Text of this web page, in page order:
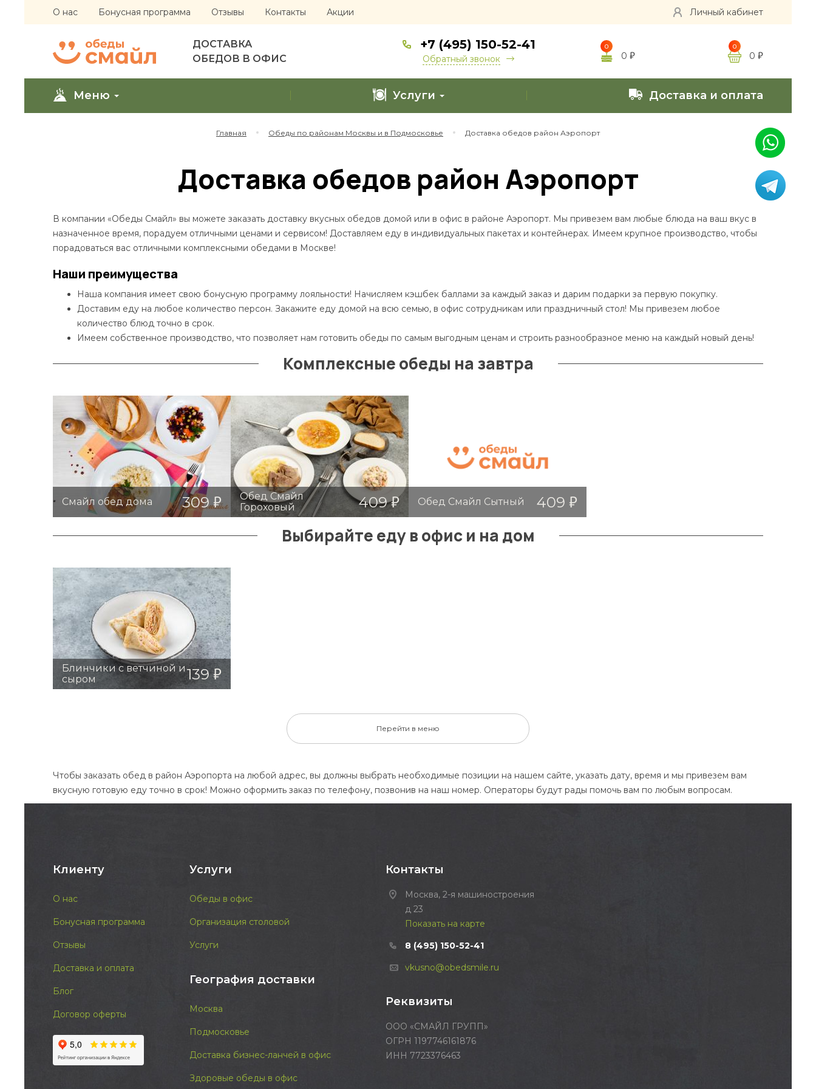
Личный кабинет
О нас Бонусная программа Отзывы Контакты Акции
ДОСТАВКА
ОБЕДОВ В ОФИС
+7 (495) 150-52-41
Обратный звонок
0
0
0
0
Меню Услуги Доставка и оплата
Главная Обеды по районам Москвы и в Подмосковье Доставка обедов район Аэропорт
Доставка обедов район Аэропорт
В компании «Обеды Смайл» вы можете заказать доставку вкусных обедов домой или в офис в районе Аэропорт. Мы привезем вам любые блюда на ваш вкус в
назначенное время, порадуем отличными ценами и сервисом! Доставляем еду в индивидуальных пакетах и контейнерах. Имеем крупное производство, чтобы
порадоваться вас отличными комплексными обедами в Москве!
Наши преимущества
Наша компания имеет свою бонусную программу лояльности! Начисляем кэшбек баллами за каждый заказ и дарим подарки за первую покупку.
Доставим еду на любое количество персон. Закажите еду домой на всю семью, в офис сотрудникам или праздничный стол! Мы привезем любое
количество блюд точно в срок.
Имеем собственное производство, что позволяет нам готовить обеды по самым выгодным ценам и строить разнообразное меню на каждый новый день!
Комплексные обеды на завтра
Смайл обед дома 309
Белый хлеб
Одноразовая посуда
309
ЗАКАЗАТЬ
Обед Смайл
Гороховый
409
Обед Смайл Гороховый
Салат Оливье с колбасой
Обед Смайл Сытный 409
Выбирайте еду в офис и на дом
Блинчики с ветчиной и
сыром
139
139
ЗАКАЗАТЬ
Перейти в меню
Чтобы заказать обед в район Аэропорта на любой адрес, вы должны выбрать необходимые позиции на нашем сайте, указать дату, время и мы привезем вам
вкусную готовую еду точно в срок! Можно оформить заказ по телефону, позвонив на наш номер. Операторы будут рады помочь вам по любым вопросам.
Клиенту
О нас
Бонусная программа
Отзывы
Доставка и оплата
Блог
Договор оферты
Услуги
Обеды в офис
Организация столовой
Услуги
География доставки
Москва
Подмосковье
Доставка бизнес-ланчей в офис
Здоровые обеды в офис
Контакты
Москва, 2-я машиностроения
д 23
Показать на карте
8 (495) 150-52-41
vkusno@obedsmile.ru
Реквизиты
ООО «СМАЙЛ ГРУПП»
ОГРН 1197746161876
ИНН 7723376463